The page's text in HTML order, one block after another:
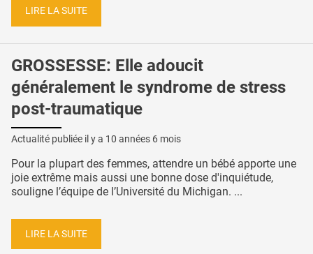
LIRE LA SUITE
GROSSESSE: Elle adoucit
généralement le syndrome de stress
post-traumatique
Actualité publiée il y a 10 années 6 mois
Pour la plupart des femmes, attendre un bébé apporte une
joie extrême mais aussi une bonne dose d'inquiétude,
souligne l’équipe de l’Université du Michigan. ...
LIRE LA SUITE